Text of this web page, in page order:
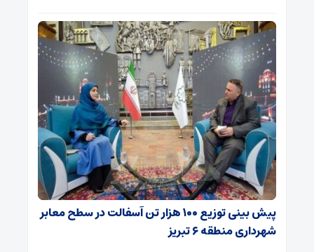
پیش بینی توزیع ۱۰۰ هزار تن آسفالت در سطح معابر
شهرداری منطقه ۶ تبریز